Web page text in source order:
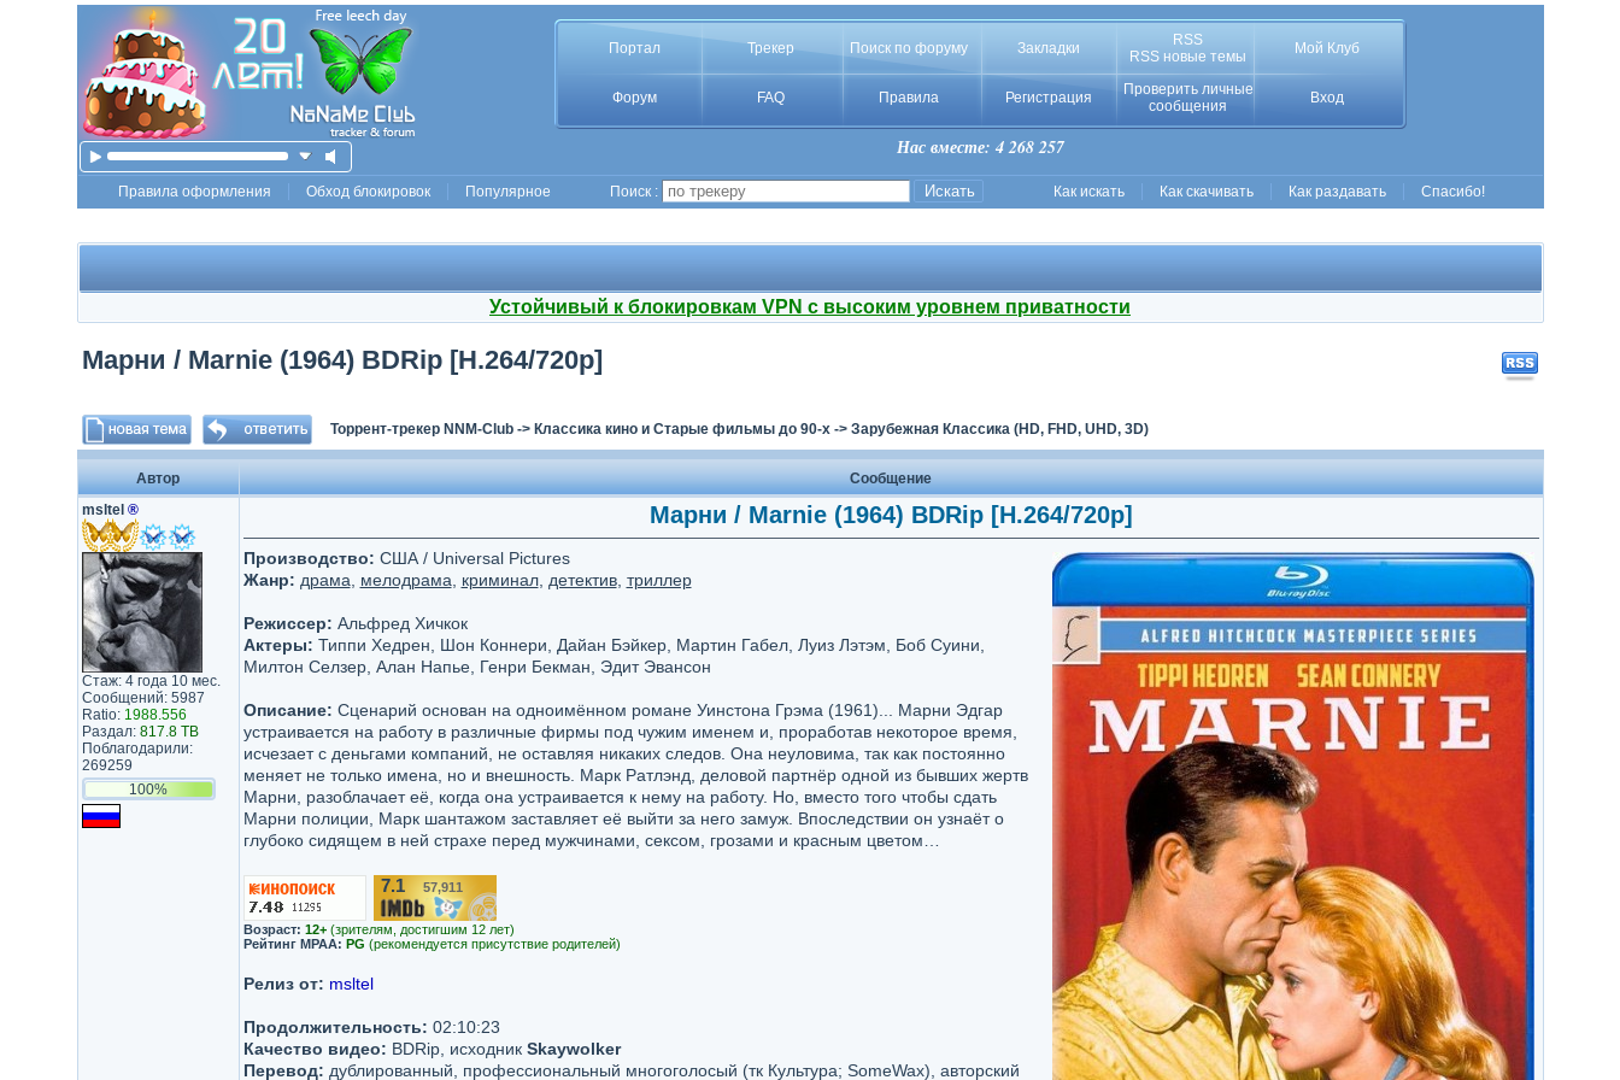
Портал Трекер Поиск по форуму Закладки
RSS
RSS новые темы
Мой Клуб
Форум FAQ Правила Регистрация
Проверить личные
сообщения
Вход
Нас вместе: 4 268 257
Правила оформления Обход блокировок Популярное Поиск : Как искать Как скачивать Как раздавать Спасибо!
Устойчивый к блокировкам VPN с высоким уровнем приватности
Марни / Marnie (1964) BDRip [H.264/720p]
Торрент-трекер NNM-Club-> Классика кино и Старые фильмы до 90-х-> Зарубежная Классика (HD, FHD, UHD, 3D)
Автор
Сообщение
msltel ®
Стаж: 4 года 10 мес.
Сообщений: 5987
Ratio: 1988.556
Раздал: 817.8 TB
Поблагодарили:
269259
100%
Марни / Marnie (1964) BDRip [H.264/720p]
Производство: США / Universal Pictures
Жанр: драма мелодрама криминал, детектив, триллер
Режиссер: Альфред Хичкок
Актеры: Типпи Хедрен, Шон Коннери, Дайан Бэйкер, Мартин Габел, Луиз Лэтэм, Боб Суини,
Милтон Селзер, Алан Напье, Генри Бекман, Эдит Эвансон
Описание: Сценарий основан на одноимённом романе Уинстона Грэма (1961)... Марни Эдгар
устраивается на работу в различные фирмы под чужим именем и, проработав некоторое время,
исчезает с деньгами компаний, не оставляя никаких следов. Она неуловима, так как постоянно
меняет не только имена, но и внешность. Марк Ратлэнд, деловой партнёр одной из бывших жертв
Марни, разоблачает её, когда она устраивается к нему на работу. Но, вместо того чтобы сдать
Марни полиции, Марк шантажом заставляет её выйти за него замуж. Впоследствии он узнаёт о
глубоко сидящем в ней страхе перед мужчинами, сексом, грозами и красным цветом…
7.1/10 57,911
Возраст: 12+(зрителям, достигшим 12 лет)
Рейтинг MPAA: PG (рекомендуется присутствие родителей)
Релиз от: msltel
Продолжительность: 02:10:23
Качество видео: BDRip, исходник Skaywolker
Перевод: дублированный, профессиональный многоголосый (тк Культура; SomeWax), авторский